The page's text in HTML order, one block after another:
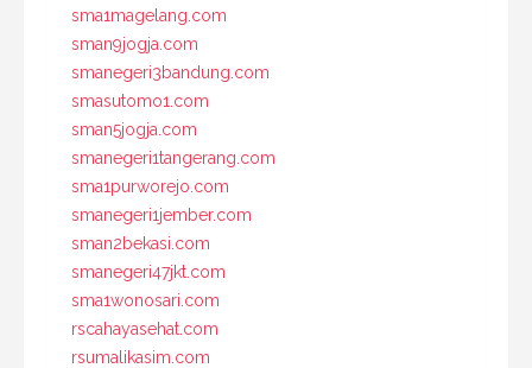
sma1magelang.com
sman9jogja.com
smanegeri3bandung.com
smasutomo1.com
sman5jogja.com
smanegeri1tangerang.com
sma1purworejo.com
smanegeri1jember.com
sman2bekasi.com
smanegeri47jkt.com
sma1wonosari.com
rscahayasehat.com
rsumalikasim.com